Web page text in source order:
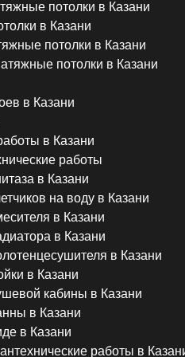
потолки в Казани
в Казани
потолки в Казани
потолки в Казани
в Казани
в Казани
работы
в Казани
на воду в Казани
в Казани
в Казани
в Казани
в Казани
кабины в Казани
в Казани
в Казани
работы в